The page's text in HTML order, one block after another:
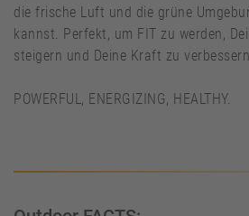
die frische Luft und die grüne
kannst. Perfekt, um FIT zu werden,
steigern und Deine Kraft zu
POWERFUL, ENERGIZING, HEALTHY.